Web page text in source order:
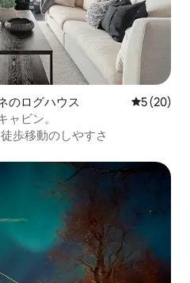
のログハウス レビュー
5 (20)
ビン。
徒歩移動のしやすさ